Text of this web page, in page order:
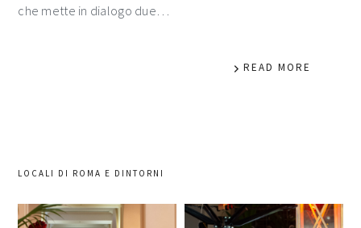
che mette in dialogo due…
READ MORE
LOCALI DI ROMA E DINTORNI